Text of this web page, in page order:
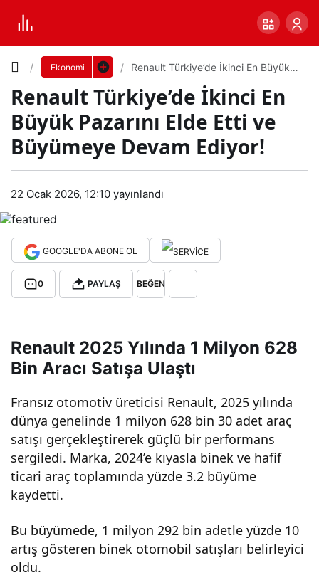
Ekonomi
Renault Türkiye’de İkinci En Büyük
Devam Ediyor!
Renault Türkiye’de İkinci En
Büyük Pazarını Elde Etti ve
Büyümeye Devam Ediyor!
22 Ocak 2026, 12:10 yayınlandı
GOOGLE'DA ABONE OL
0 PAYLAŞ BEĞEN
Renault 2025 Yılında 1 Milyon 628
Bin Aracı Satışa Ulaştı
Fransız otomotiv üreticisi Renault, 2025 yılında
dünya genelinde 1 milyon 628 bin 30 adet araç
satışı gerçekleştirerek güçlü bir performans
sergiledi. Marka, 2024’e kıyasla binek ve hafif
ticari araç toplamında yüzde 3.2 büyüme
kaydetti.
Bu büyümede, 1 milyon 292 bin adetle yüzde 10
artış gösteren binek otomobil satışları belirleyici
oldu.
Ren
Tür
kiye’
İkin
En
Büy
ük
Paz
Yazı
Boyutunu
Ayarla
Varsayılana
0 PAYLAŞ